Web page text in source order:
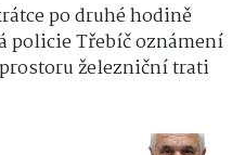
po druhé hodině
policie Třebíč oznámení
železniční trati